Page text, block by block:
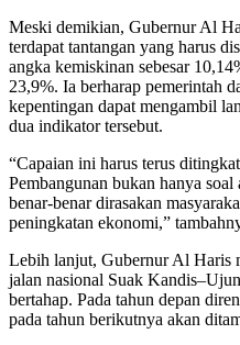
Meski demikian, Gubernur Al
terdapat tantangan yang harus
angka kemiskinan sebesar
23,9%. Ia berharap pemerintah
kepentingan dapat mengambil
dua indikator tersebut.
“Capaian ini harus terus
Pembangunan bukan hanya
benar-benar dirasakan
peningkatan ekonomi,”
Lebih lanjut, Gubernur Al Haris
jalan nasional Suak
bertahap. Pada tahun depan
pada tahun berikutnya akan